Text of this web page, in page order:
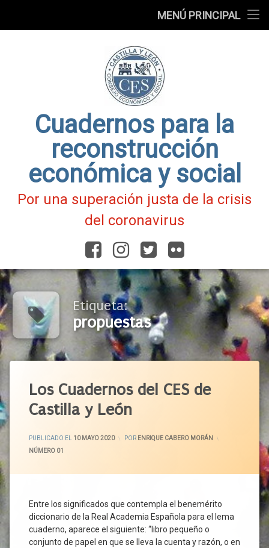
MENÚ PRINCIPAL
Cuadernos para la
reconstrucción
económica y social
Por una superación justa de la crisis
del coronavirus
FacebookInstagram
TwitterFlickr
Etiqueta:
propuestas
Los Cuadernos del CES de
Castilla y León
PUBLICADO EL 10 MAYO 2020
18 MAYO 2020
POR ENRIQUE CABERO MORÁN
CATEGORÍAS:
NÚMERO 01
Entre los significados que contempla el benemérito
diccionario de la Real Academia Española para el lema
cuaderno, aparece el siguiente: “libro pequeño o
conjunto de papel en que se lleva la cuenta y razón, o en
Agenda
2030
Alerta
Blog
Castilla
19